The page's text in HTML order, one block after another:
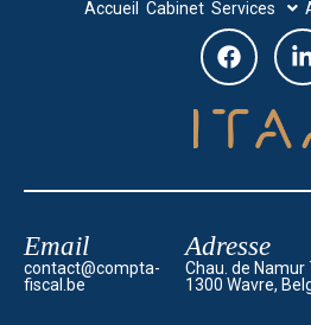
Accueil Cabinet Services
Email
contact@compta-
fiscal.be
Adresse
Chau. de Namur
1300 Wavre,